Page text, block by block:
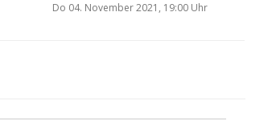
Do 04. November 2021, 19:00 Uhr